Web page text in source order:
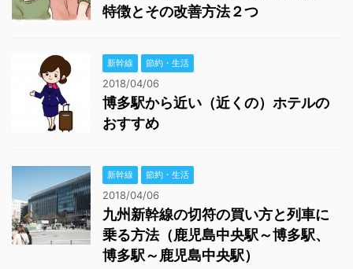
特徴とその改善方法２つ
新幹線 節約・生活
2018/04/06
博多駅から近い（近くの）ホテルの
おすすめ
新幹線 節約・生活
2018/04/06
九州新幹線の切符の買い方と列車に
乗る方法（鹿児島中央駅～博多駅、
博多駅～鹿児島中央駅）